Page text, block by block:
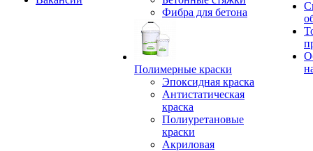
Фибра для бетона
Полимерные краски
Эпоксидная краска
Антистатическая
краска
Полиуретановые
краски
Акриловая